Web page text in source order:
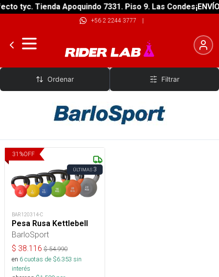
tyc. Tienda Apoquindo 7331. Piso 9. Las Condes
+56 2 2244 3777 |
BarloSport
Ordenar Filtrar
31 %OFF
ÚLTIMAS3
BAR120314-C
Pesa Rusa Kettlebell
BarloSport
$ 38.116 $54.990
en 6cuotas de $6.353 sin
interés